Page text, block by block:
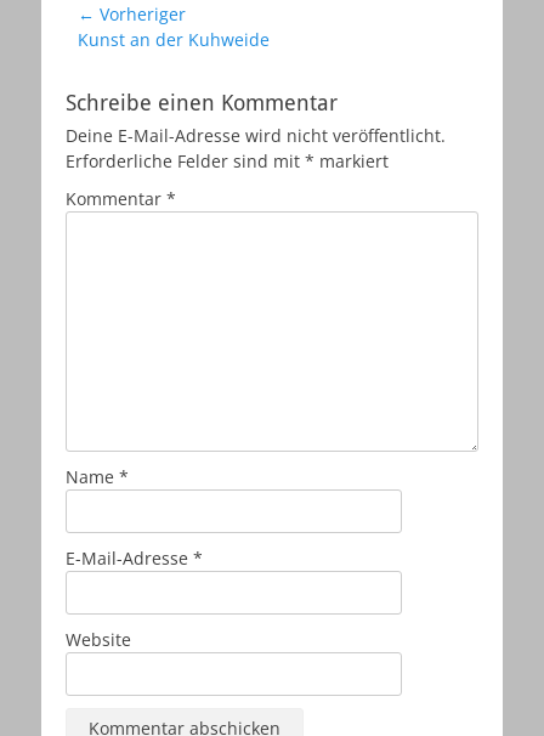
Beitragsnavigation
← Vorheriger
Vorheriger
Kunst an der Kuhweide
Schreibe einen Kommentar
Deine E-Mail-Adresse wird nicht veröffentlicht.
Erforderliche Felder sind mit * markiert
Kommentar *
Name *
E-Mail-Adresse *
Website